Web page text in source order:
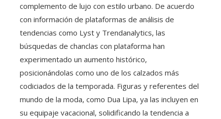
complemento de lujo con estilo urbano. De acuerdo
con información de plataformas de análisis de
tendencias como Lyst y Trendanalytics, las
búsquedas de chanclas con plataforma han
experimentado un aumento histórico,
posicionándolas como uno de los calzados más
codiciados de la temporada. Figuras y referentes del
mundo de la moda, como Dua Lipa, ya las incluyen en
su equipaje vacacional, solidificando la tendencia a